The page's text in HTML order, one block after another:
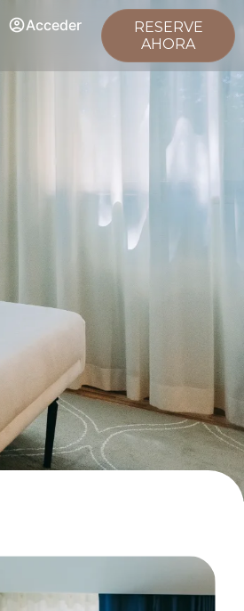
Acceder
RESERVE
AHORA